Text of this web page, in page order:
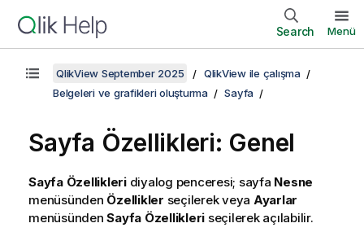
Search Menü
QlikView September 2025
QlikView ile çalışma
Belgeleri ve grafikleri oluşturma
Sayfa
Sayfa Özellikleri: Genel
Sayfa Özellikleridiyalog penceresi; sayfa Nesne
menüsünden Özellikler seçilerek veya Ayarlar
menüsündenSayfa Özellikleri seçilerek açılabilir.